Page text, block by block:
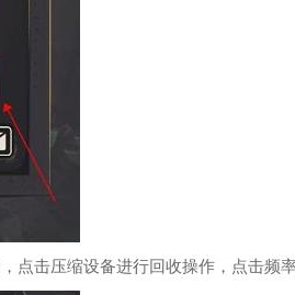
点击压缩设备进行回收操作，点击频